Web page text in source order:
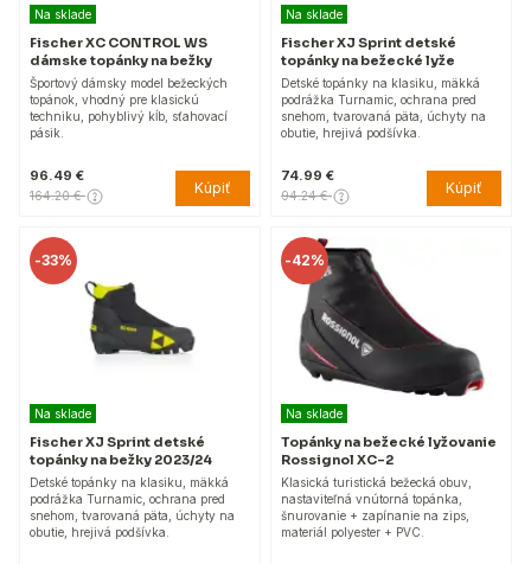
Na sklade
Fischer XC CONTROL WS
dámske topánky na bežky
Športový dámsky model bežeckých
topánok, vhodný pre klasickú
techniku, pohyblivý kĺb, sťahovací
pásik.
96.49 €
164.20 € Kúpiť
Na sklade
Fischer XJ Sprint detské
topánky na bežecké lyže
Detské topánky na klasiku, mäkká
podrážka Turnamic, ochrana pred
snehom, tvarovaná päta, úchyty na
obutie, hrejivá podšívka.
74.99 €
94.24 € Kúpiť
-33%
Na sklade
Fischer XJ Sprint detské
topánky na bežky 2023/24
Detské topánky na klasiku, mäkká
podrážka Turnamic, ochrana pred
snehom, tvarovaná päta, úchyty na
obutie, hrejivá podšívka.
-42%
Na sklade
Topánky na bežecké lyžovanie
Rossignol XC-2
Klasická turistická bežecká obuv,
nastaviteľná vnútorná topánka,
šnurovanie + zapínanie na zips,
materiál polyester + PVC.